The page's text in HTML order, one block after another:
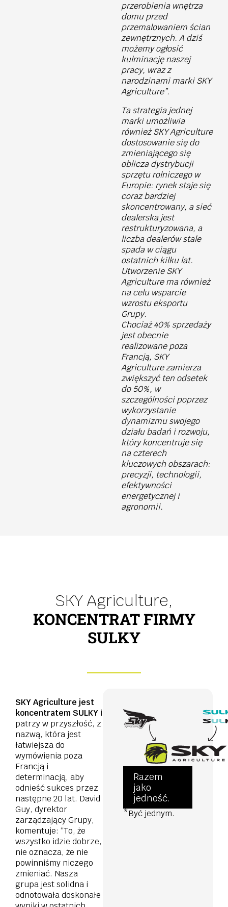
przerobienia wnętrza
domu przed
przemalowaniem ścian
zewnętrznych. A dziś
możemy ogłosić
kulminację naszej
pracy, wraz z
narodzinami marki SKY
Agriculture”.
Ta strategia jednej
marki umożliwia
również SKY Agriculture
dostosowanie się do
zmieniającego się
oblicza dystrybucji
sprzętu rolniczego w
Europie: rynek staje się
coraz bardziej
skoncentrowany, a sieć
dealerska jest
restrukturyzowana, a
liczba dealerów stale
spada w ciągu
ostatnich kilku lat.
Utworzenie SKY
Agriculture ma również
na celu wsparcie
wzrostu eksportu
Grupy.
Chociaż 40% sprzedaży
jest obecnie
realizowane poza
Francją, SKY
Agriculture zamierza
zwiększyć ten odsetek
do 50%, w
szczególności poprzez
wykorzystanie
dynamizmu swojego
działu badań i rozwoju,
który koncentruje się
na czterech
kluczowych obszarach:
precyzji, technologii,
efektywności
energetycznej i
agronomii.
SKY Agriculture,
KONCENTRAT FIRMY
SULKY
SKY Agriculture jest
koncentratem SULKY i
patrzy w przyszłość, z
nazwą, która jest
łatwiejsza do
wymówienia poza
Francją i
determinacją, aby
odnieść sukces przez
następne 20 lat. David
Guy, dyrektor
zarządzający Grupy,
komentuje: “To, że
wszystko idzie dobrze,
nie oznacza, że nie
powinniśmy niczego
zmieniać. Nasza
grupa jest solidna i
odnotowała doskonałe
Razem
jako
jedność.
*Być jednym.